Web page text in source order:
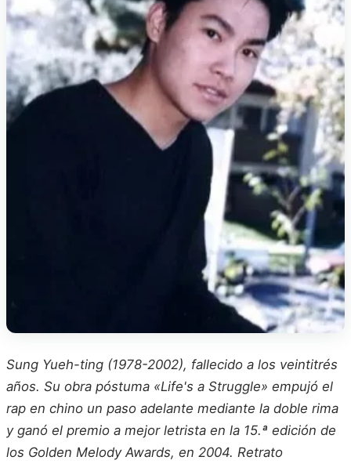
Sung Yueh-ting (1978-2002), fallecido a los veintitrés
años. Su obra póstuma «Life's a Struggle» empujó el
rap en chino un paso adelante mediante la doble rima
y ganó el premio a mejor letrista en la 15.ª edición de
los Golden Melody Awards, en 2004. Retrato